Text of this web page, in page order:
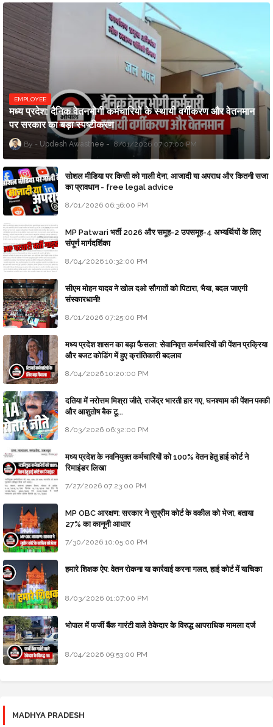
EMPLOYEE
मध्य प्रदेश: दैनिक वेतनभोगी कर्मचारियों के स्थायी वर्गीकरण और वेतनमान
पर सरकार का बड़ा स्पष्टीकरण
Updesh Awasthee 8/01/2026 07:07:00 PM
सोशल मीडिया पर किसी को गाली देना, आजादी या अपराध और कितनी सजा
का प्रावधान - free legal advice
8/01/2026 06:36:00 PM
MP Patwari भर्ती 2026 और समूह-2 उपसमूह-4 अभ्यर्थियों के लिए
संपूर्ण मार्गदर्शिका
8/04/2026 10:32:00 PM
सीएम मोहन यादव ने खोल दओ सौगातों को पिटारा, भैया, बदल जाएगी
संस्कारधानी!
8/01/2026 07:25:00 PM
मध्य प्रदेश शासन का बड़ा फैसला: सेवानिवृत्त कर्मचारियों की पेंशन प्रक्रिया
और बजट कोडिंग में हुए क्रांतिकारी बदलाव
8/04/2026 10:20:00 PM
दतिया में नरोत्तम मिश्रा जीते, राजेंद्र भारती हार गए, घनश्याम की पेंशन पक्की
और आशुतोष बैक टू...
8/03/2026 06:32:00 PM
मध्य प्रदेश के नवनियुक्त कर्मचारियों को 100% वेतन हेतु हाई कोर्ट ने
रिमाइंडर लिखा
7/27/2026 07:23:00 PM
MP OBC आरक्षण: सरकार ने सुप्रीम कोर्ट के वकील को भेजा, बताया
27% का कानूनी आधार
7/30/2026 10:05:00 PM
हमारे शिक्षक ऐप: वेतन रोकना या कार्रवाई करना गलत, हाई कोर्ट में याचिका
8/03/2026 01:07:00 PM
भोपाल में फर्जी बैंक गारंटी वाले ठेकेदार के विरुद्ध आपराधिक मामला दर्ज
8/04/2026 09:53:00 PM
MADHYA PRADESH